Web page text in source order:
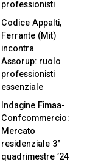
professionisti
Codice Appalti,
Ferrante (Mit)
incontra
Assorup: ruolo
professionisti
essenziale
Indagine Fimaa-
Confcommercio:
Mercato
residenziale 3°
quadrimestre ’24